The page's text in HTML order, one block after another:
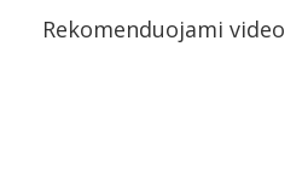
Rekomenduojami video